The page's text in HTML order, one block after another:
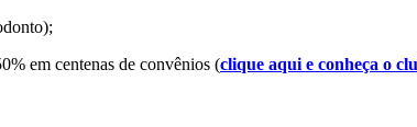
em centenas de convênios (clique aqui e conheça o